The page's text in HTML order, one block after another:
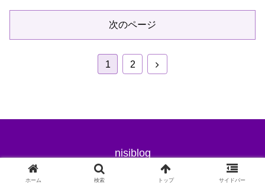
次のページ
1 2
次
nisiblog
© 2019 nisiblog.
ホーム 検索 トップ サイドバー